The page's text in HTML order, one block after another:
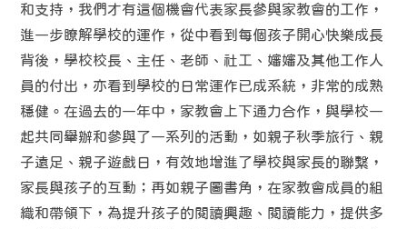
和支持，我們才有這個機會代表家長參與家教會的工作，
進一步瞭解學校的運作，從中看到每個孩子開心快樂成長
背後，學校校長、主任、老師、社工、嬸嬸及其他工作人
員的付出，亦看到學校的日常運作已成系統，非常的成熟
穩健。在過去的一年中，家教會上下通力合作，與學校一
起共同舉辦和參與了一系列的活動，如親子秋季旅行、親
子遠足、親子遊戲日，有效地增進了學校與家長的聯繫，
家長與孩子的互動；再如親子圖書角，在家教會成員的組
織和帶領下，為提升孩子的閱讀興趣、閱讀能力，提供多